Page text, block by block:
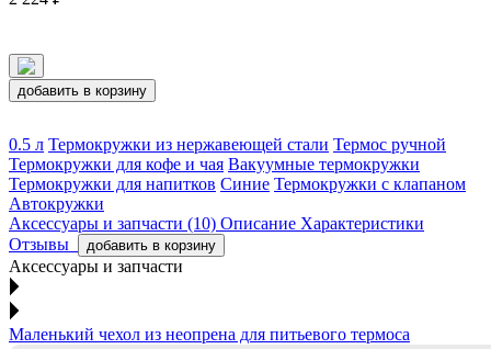
добавить в корзину
0.5 л Термокружки из нержавеющей стали Термос ручной
Термокружки для кофе и чая Вакуумные термокружки
Термокружки для напитков Синие Термокружки с клапаном
Автокружки
Аксессуары и запчасти (10) Описание Характеристики
Отзывы
добавить в корзину
Аксессуары и запчасти
Маленький чехол из неопрена для питьевого термоса